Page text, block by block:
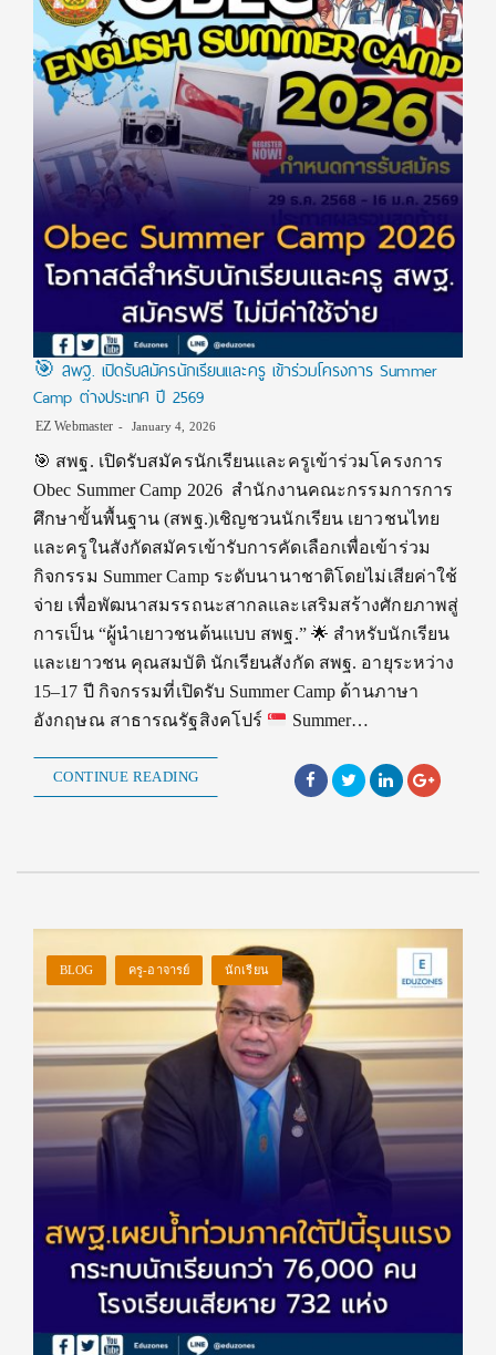
🎯 สพฐ. เปิดรับสมัครนักเรียนและครู เข้าร่วมโครงการ Summer
Camp ต่างประเทศ ปี 2569
EZ Webmaster January 4, 2026
🎯 สพฐ. เปิดรับสมัครนักเรียนและครูเข้าร่วมโครงการ
Obec Summer Camp 2026 สำนักงานคณะกรรมการการ
ศึกษาขั้นพื้นฐาน (สพฐ.)เชิญชวนนักเรียน เยาวชนไทย
และครูในสังกัดสมัครเข้ารับการคัดเลือกเพื่อเข้าร่วม
กิจกรรม Summer Camp ระดับนานาชาติโดยไม่เสียค่าใช้
จ่าย เพื่อพัฒนาสมรรถนะสากลและเสริมสร้างศักยภาพสู่
การเป็น “ผู้นำเยาวชนต้นแบบ สพฐ.” 🌟 สำหรับนักเรียน
และเยาวชน คุณสมบัติ นักเรียนสังกัด สพฐ. อายุระหว่าง
15–17 ปี กิจกรรมที่เปิดรับ Summer Camp ด้านภาษา
อังกฤษณ สาธารณรัฐสิงคโปร์
Summer…
CONTINUE READING
BLOG ครู-อาจารย์ นักเรียน